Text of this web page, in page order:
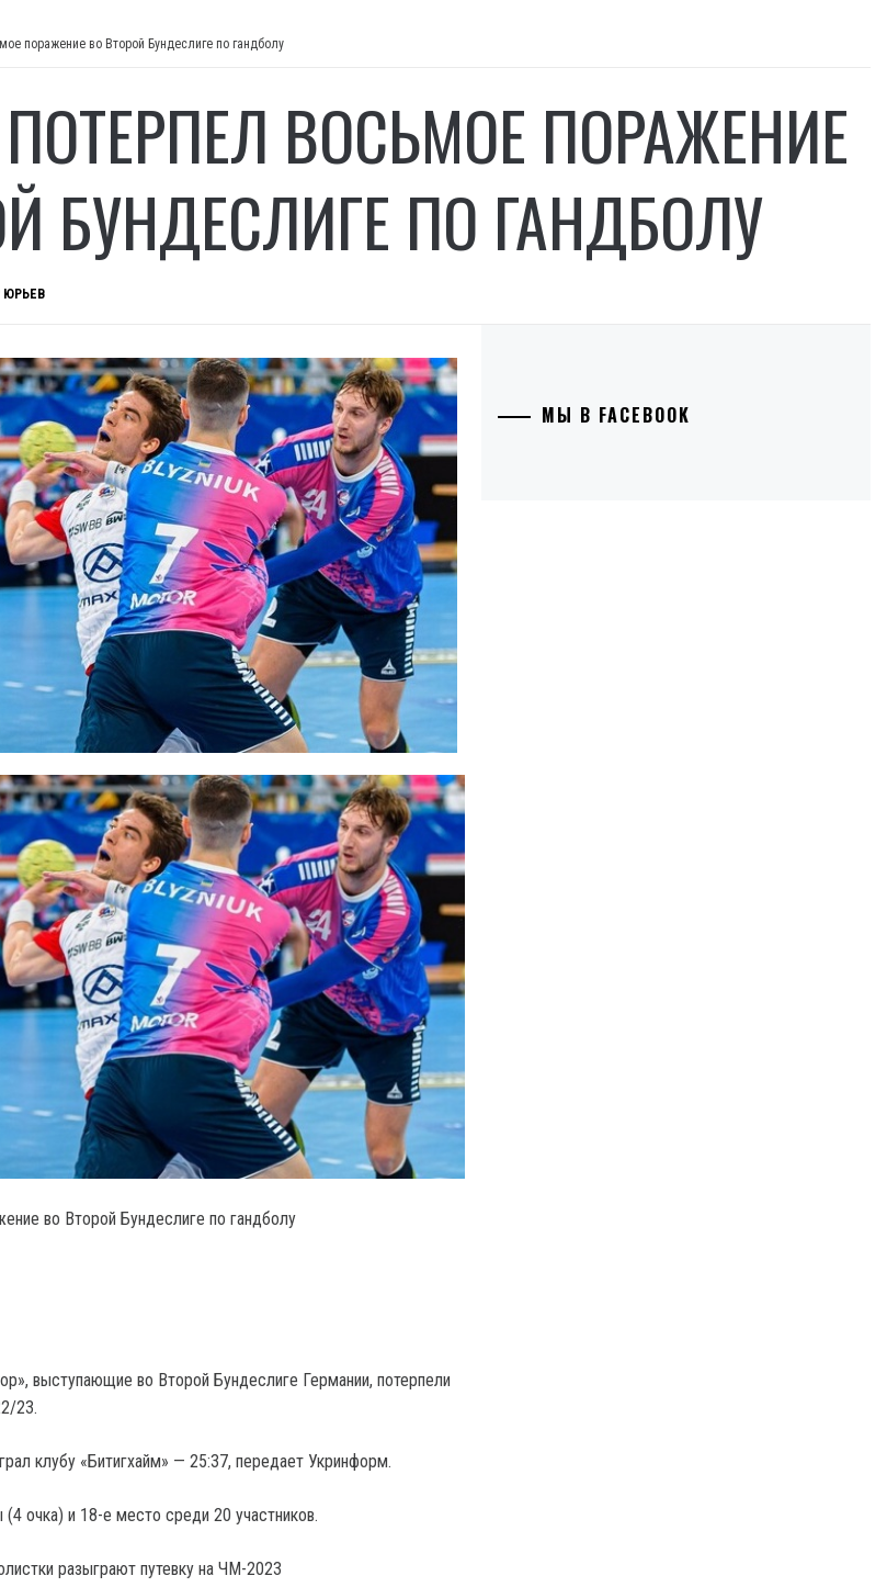
поражение во Второй Бундеслиге по гандболу
ВОСЬМОЕ ПОРАЖЕНИЕ
БУНДЕСЛИГЕ ПО ГАНДБОЛУ
ЮРЬЕВ
во Второй Бундеслиге по гандболу
выступающие во Второй Бундеслиге Германии, потерпели
23.
клубу «Битигхайм» — 25:37, передает Укринформ.
очка) и 18-е место среди 20 участников.
разыграют путевку на ЧМ-2023
МЫ В FACEBOOK